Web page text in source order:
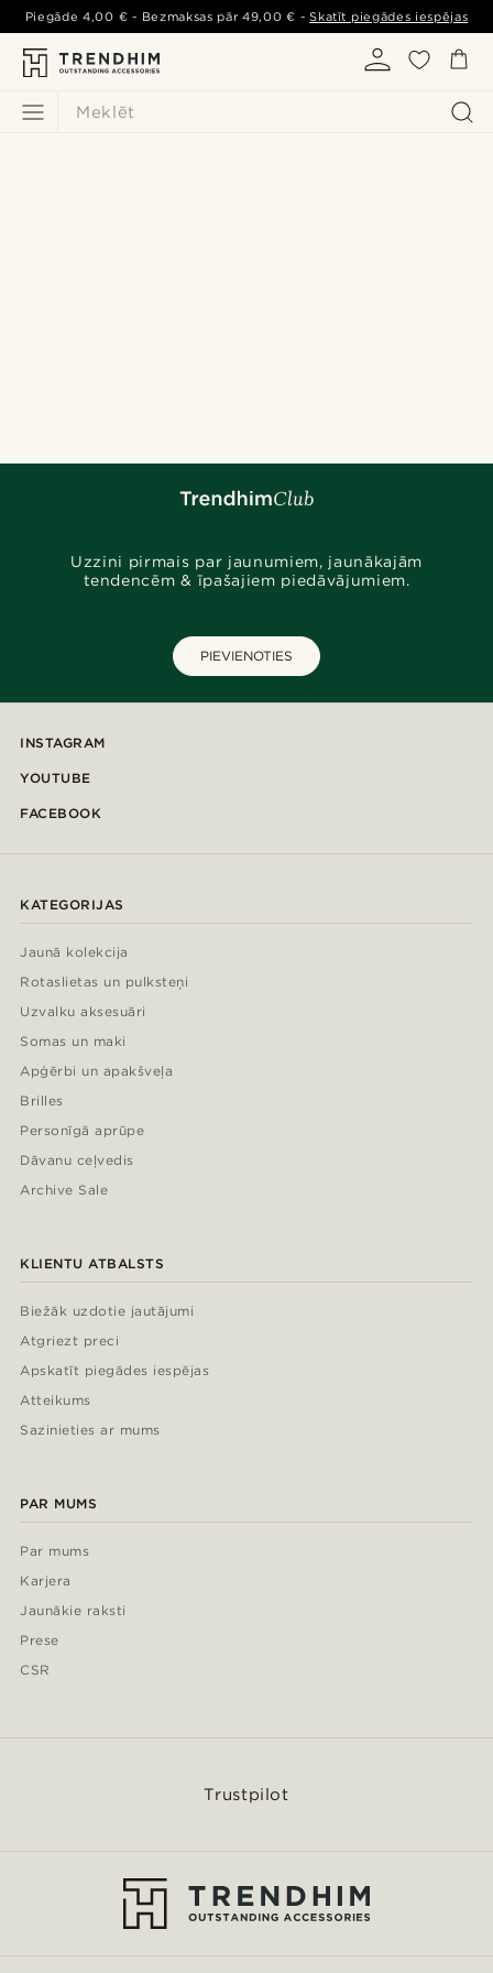
Meklēt
Piegāde4,00 € - Bezmaksas pār49,00 € -Skatīt piegādes iespējas
Uzzini pirmais par jaunumiem, jaunākajām
tendencēm & īpašajiem piedāvājumiem.
PIEVIENOTIES
INSTAGRAM
YOUTUBE
FACEBOOK
KATEGORIJAS
Jaunā kolekcija
Rotaslietas un pulksteņi
Uzvalku aksesuāri
Somas un maki
Apģērbi un apakšveļa
Brilles
Personīgā aprūpe
Dāvanu ceļvedis
Archive Sale
KLIENTU ATBALSTS
Biežāk uzdotie jautājumi
Atgriezt preci
Apskatīt piegādes iespējas
Atteikums
Sazinieties ar mums
PAR MUMS
Par mums
Karjera
Jaunākie raksti
Prese
CSR
Trustpilot